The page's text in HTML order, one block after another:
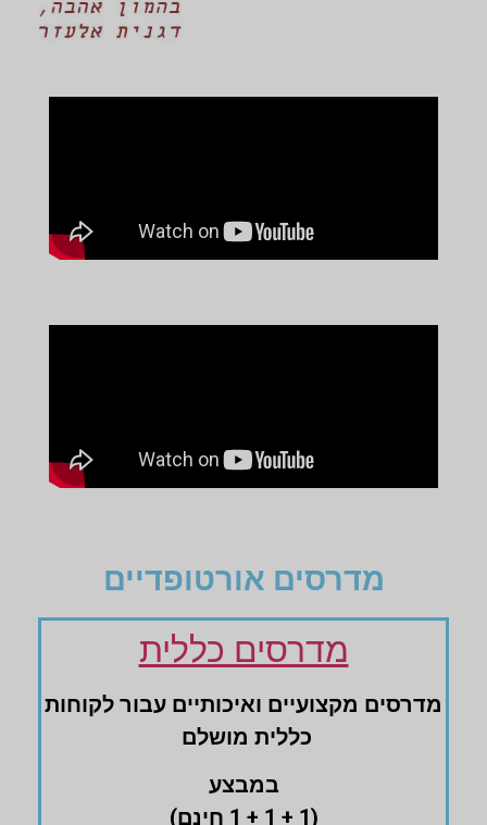
מדרסים אורטופדיים
מדרסים כללית
מדרסים ‏מקצועיים ‏ואיכותיים עבור לקוחות
‏כללית מושלם
במבצע
(1 + 1 + 1 חינם)